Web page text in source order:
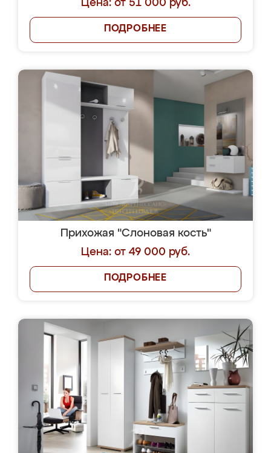
Цена: от 51 000 руб.
ПОДРОБНЕЕ
Прихожая "Слоновая кость"
Цена: от 49 000 руб.
ПОДРОБНЕЕ